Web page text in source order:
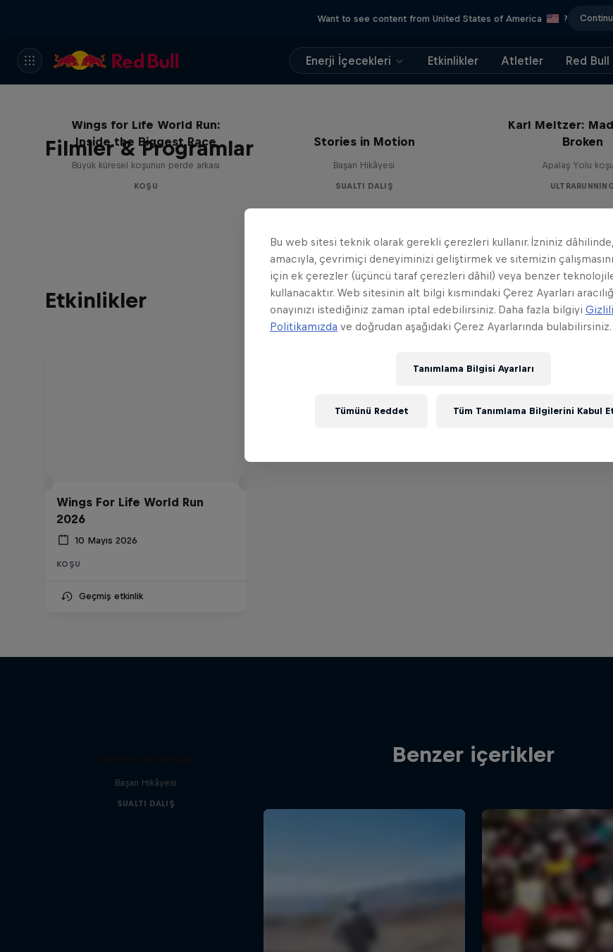
Want to see content from United States of America ?
Enerji İçecekleri Etkinlikler Atletler Red Bull
Filmler & Programlar
Wings for Life World Run:
Inside the Biggest Race
Büyük küresel koşunun perde arkası
KOŞU
Stories in Motion
Başarı Hikâyesi
SUALTI DALIŞ
Karl Meltzer:
Broken
Apalaş Yolu
Etkinlikler
Wings For Life World Run
2026
10 Mayıs 2026
KOŞU
Geçmiş etkinlik
Benzer içerikler
Başarı Hikâyesi
SUALTI DALIŞ
Bu web sitesi teknik olarak gerekli çerezleri kullanır. İzniniz
amacıyla, çevrimiçi deneyiminizi geliştirmek ve sitemizin
için ek çerezler (üçüncü taraf çerezleri dâhil) veya benzer
kullanacaktır. Web sitesinin alt bilgi kısmındaki Çerez Ayarları
onayınızı istediğiniz zaman iptal edebilirsiniz. Daha fazla bilgiyi
Politikamızda ve doğrudan aşağıdaki Çerez Ayarlarında bulabilirsiniz.
Tanımlama Bilgisi Ayarları
Tümünü Reddet Tüm Tanımlama Bilgilerini Kabul